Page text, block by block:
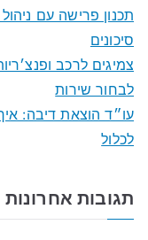
תכנון פרישה עם
סיכונים
צמיגים לרכב
לבחור שירות
עו״ד הוצאת דיבה:
לכלול
תגובות אחרונות